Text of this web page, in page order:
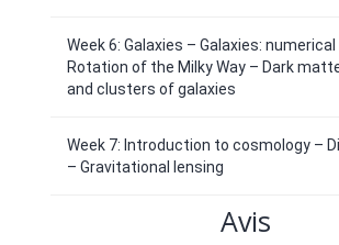
Week 6: Galaxies – Galaxies:
Rotation of the Milky Way – Dark
and clusters of galaxies
Week 7: Introduction to cosmology –
– Gravitational lensing
Avis